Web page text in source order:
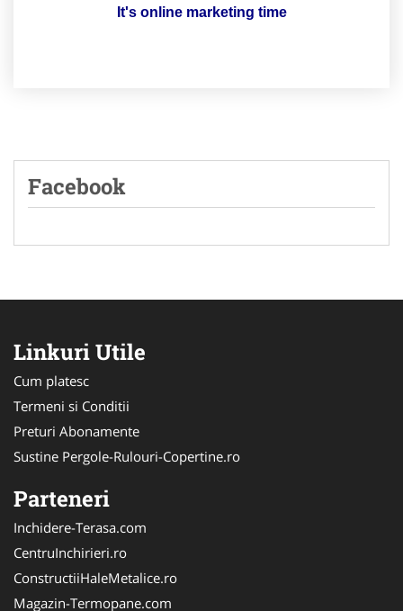
It's online marketing time
Facebook
Linkuri Utile
Cum platesc
Termeni si Conditii
Preturi Abonamente
Sustine Pergole-Rulouri-Copertine.ro
Parteneri
Inchidere-Terasa.com
CentruInchirieri.ro
ConstructiiHaleMetalice.ro
Magazin-Termopane.com